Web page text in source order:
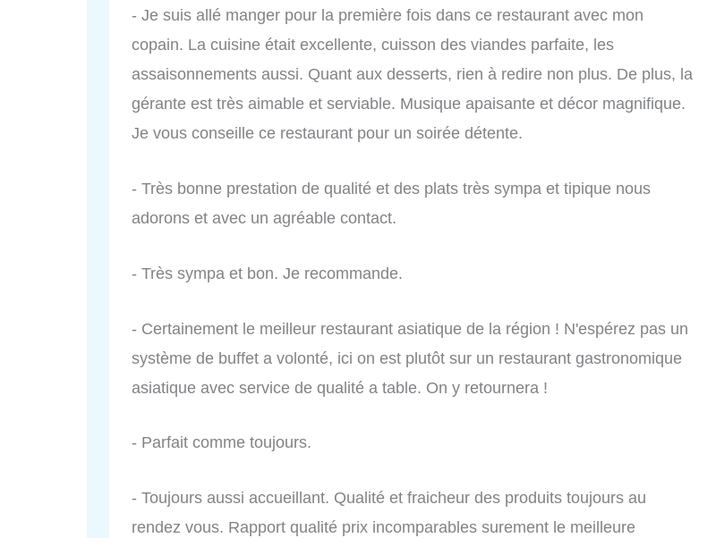
- Je suis allé manger pour la première fois dans ce restaurant avec mon
copain. La cuisine était excellente, cuisson des viandes parfaite, les
assaisonnements aussi. Quant aux desserts, rien à redire non plus. De plus, la
gérante est très aimable et serviable. Musique apaisante et décor magnifique.
Je vous conseille ce restaurant pour un soirée détente.
- Très bonne prestation de qualité et des plats très sympa et tipique nous
adorons et avec un agréable contact.
- Très sympa et bon. Je recommande.
- Certainement le meilleur restaurant asiatique de la région ! N'espérez pas un
système de buffet a volonté, ici on est plutôt sur un restaurant gastronomique
asiatique avec service de qualité a table. On y retournera !
- Parfait comme toujours.
- Toujours aussi accueillant. Qualité et fraicheur des produits toujours au
rendez vous. Rapport qualité prix incomparables surement le meilleure